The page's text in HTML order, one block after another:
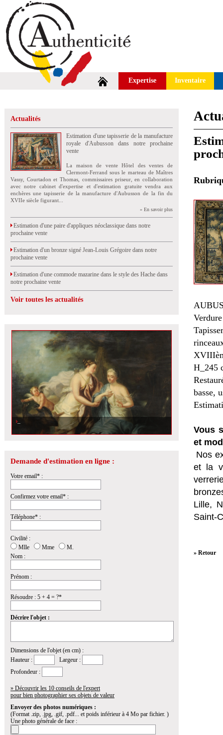
Expertise Inventaire
Actualités
Estimation d'une tapisserie de la manufacture
royale d'Aubusson dans notre prochaine
vente
La maison de vente Hôtel des ventes de
Clermont-Ferrand sous le marteau de Maîtres
Vassy, Courtadon et Thomas, commissaires priseur, en collaboration
avec notre cabinet d'expertise et d'estimation gratuite vendra aux
enchères une tapisserie de la manufacture d'Aubusson de la fin du
XVIIe siècle figurant...
» En savoir plus
Estimation d'une paire d'appliques néoclassique dans notre
prochaine vente
Estimation d'un bronze signé Jean-Louis Grégoire dans notre
prochaine vente
Estimation d'une commode mazarine dans le style des Hache dans
notre prochaine vente
Voir toutes les actualités
Demande d'estimation en ligne :
Votre email* :
Confirmez votre email* :
Téléphone* :
Civilité :
Mlle
Mme
M.
Nom :
Prénom :
Résoudre : 5 + 4 = ?*
Décrire l'objet :
Dimensions de l'objet (en cm) :
Hauteur :
Largeur :
Profondeur :
» Découvrir les 10 conseils de l'expert
pour bien photographier ses objets de valeur
Envoyer des photos numériques :
(Format .zip, .jpg, .gif, .pdf... et poids inférieur à 4 Mo par fichier. )
Une photo générale de face :
Verdure
H_245
basse,
Vous
et
Nos
et la
Lille,
Saint-
» Retour